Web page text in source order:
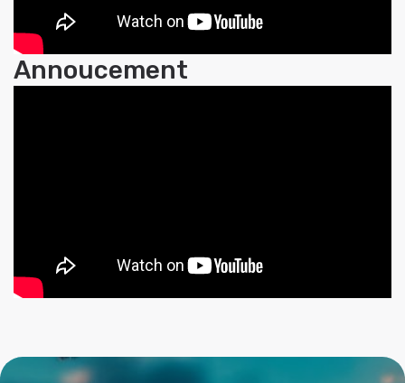
Annoucement